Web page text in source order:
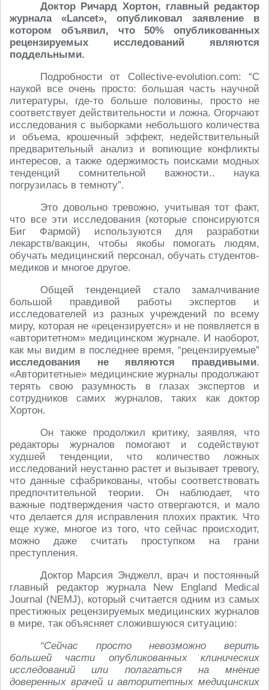
Доктор Ричард Хортон, главный редактор
журнала «Lancet», опубликовал заявление в
котором объявил, что 50% опубликованных
рецензируемых исследований являются
поддельными.
Подробности от Collective-evolution.com: “С
наукой все очень просто: большая часть научной
литературы, где-то больше половины, просто не
соответствует действительности и ложна. Огорчают
исследования с выборками небольшого количества
и объема, крошечный эффект, недействительный
предварительный анализ и вопиющие конфликты
интересов, а также одержимость поисками модных
тенденций сомнительной важности.. наука
погрузилась в темноту”.
Это довольно тревожно, учитывая тот факт,
что все эти исследования (которые спонсируются
Биг Фармой) используются для разработки
лекарств/вакцин, чтобы якобы помогать людям,
обучать медицинский персонал, обучать студентов-
медиков и многое другое.
Общей тенденцией стало замалчивание
большой правдивой работы экспертов и
исследователей из разных учреждений по всему
миру, которая не «рецензируется» и не появляется в
«авторитетном» медицинском журнале. И наоборот,
как мы видим в последнее время, “рецензируемые”
исследования не являются правдивыми.
«Авторитетные» медицинские журналы продолжают
терять свою разумность в глазах экспертов и
сотрудников самих журналов, таких как доктор
Хортон.
Он также продолжил критику, заявляя, что
редакторы журналов помогают и содействуют
худшей тенденции, что количество ложных
исследований неустанно растет и вызывает тревогу,
что данные сфабрикованы, чтобы соответствовать
предпочтительной теории. Он наблюдает, что
важные подтверждения часто отвергаются, и мало
что делается для исправления плохих практик. Что
еще хуже, многое из того, что сейчас происходит,
можно даже считать проступком на грани
преступления.
Доктор Марсия Энджелл, врач и постоянный
главный редактор журнала New England Medical
Journal (NEMJ), который считается одним из самых
престижных рецензируемых медицинских журналов
в мире, так объясняет сложившуюся ситуацию:
“Сейчас просто невозможно верить
большей части опубликованных клинических
исследований или полагаться на мнение
доверенных врачей и авторитетных медицинских